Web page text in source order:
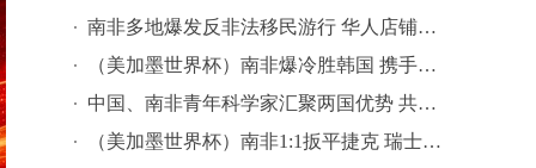
南非多地爆发反非法移民游行 华人店铺停业避险
（美加墨世界杯）南非爆冷胜韩国 携手墨西哥晋级淘汰赛
中国、南非青年科学家汇聚两国优势 共促量子通信等领域创新
（美加墨世界杯）南非1:1扳平捷克 瑞士4:1战胜十人波黑